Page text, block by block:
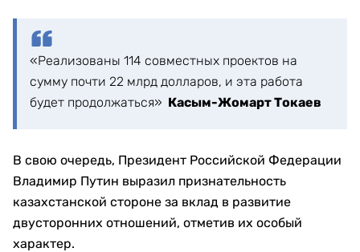
«Реализованы 114 совместных проектов на
сумму почти 22 млрд долларов, и эта работа
будет продолжаться» Касым-Жомарт Токаев
В свою очередь, Президент Российской Федерации
Владимир Путин выразил признательность
казахстанской стороне за вклад в развитие
двусторонних отношений, отметив их особый
характер.